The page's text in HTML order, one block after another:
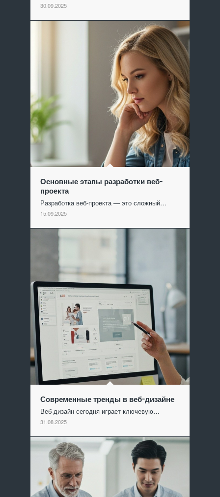
30.09.2025
Основные этапы разработки веб-
проекта
Разработка веб-проекта — это сложный…
15.09.2025
Современные тренды в веб-дизайне
Веб-дизайн сегодня играет ключевую…
31.08.2025